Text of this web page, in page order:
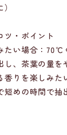
ツ・ポイント
たい場合：70℃
、茶葉の量を
香りを楽しみ
めの時間で抽